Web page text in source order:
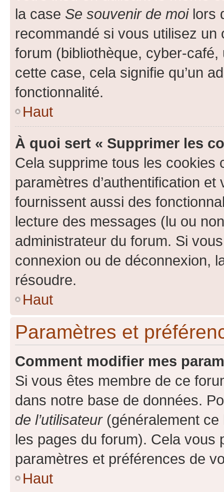
la case Se souvenir de moilors
recommandé si vous utilisez
forum (bibliothèque, cyber-
cette case, cela signifie qu’un
fonctionnalité.
Haut
À quoi sert « Supprimer les
Cela supprime tous les cookies
paramètres d’authentification
fournissent aussi des
lecture des messages (lu ou
administrateur du forum. Si
connexion ou de déconnexion,
résoudre.
Haut
Paramètres et
Comment modifier mes
Si vous êtes membre de ce
dans notre base de données.
de l’utilisateur(généralement ce
les pages du forum). Cela vous
paramètres et préférences de
Haut